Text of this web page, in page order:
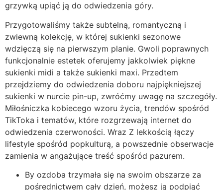
grzywką upiąć ją do odwiedzenia góry.
Przygotowaliśmy także subtelną, romantyczną i
zwiewną kolekcję, w której sukienki sezonowe
wdzięczą się na pierwszym planie. Gwoli poprawnych
funkcjonalnie estetek oferujemy jakkolwiek piękne
sukienki midi a także sukienki maxi. Przedtem
przejdziemy do odwiedzenia doboru najpiękniejszej
sukienki w nurcie pin-up, zwróćmy uwagę na szczegóły.
Miłośniczka kobiecego wzoru życia, trendów spośród
TikToka i tematów, które rozgrzewają internet do
odwiedzenia czerwoności. Wraz Z lekkością łączy
lifestyle spośród popkulturą, a powszednie obserwacje
zamienia w angażujące treść spośród pazurem.
By ozdoba trzymała się na swoim obszarze za
pośrednictwem cały dzień, możesz ją podpiąć